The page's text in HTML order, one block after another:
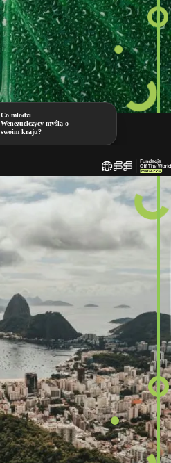
Co młodzi
Wenezuelczycy myślą o
swoim kraju?